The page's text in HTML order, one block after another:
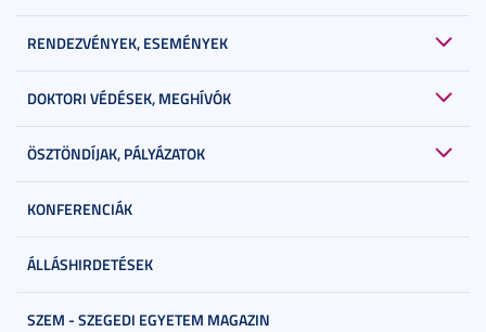
RENDEZVÉNYEK, ESEMÉNYEK
DOKTORI VÉDÉSEK, MEGHÍVÓK
ÖSZTÖNDÍJAK, PÁLYÁZATOK
KONFERENCIÁK
ÁLLÁSHIRDETÉSEK
SZEM - SZEGEDI EGYETEM MAGAZIN